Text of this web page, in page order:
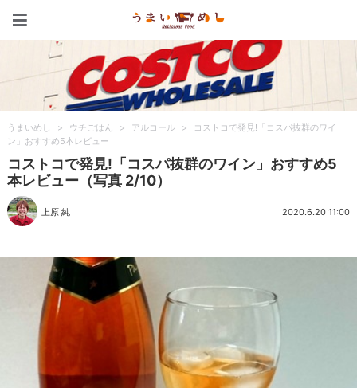
うまいめし > ウチごはん > アルコール >
コストコで発見!「コスパ抜群のワイ
ン」おすすめ5本レビュー
コストコで発見!「コスパ抜群のワイン」おすすめ5
本レビュー（写真 2/10）
上原 純 2020.6.20 11:00